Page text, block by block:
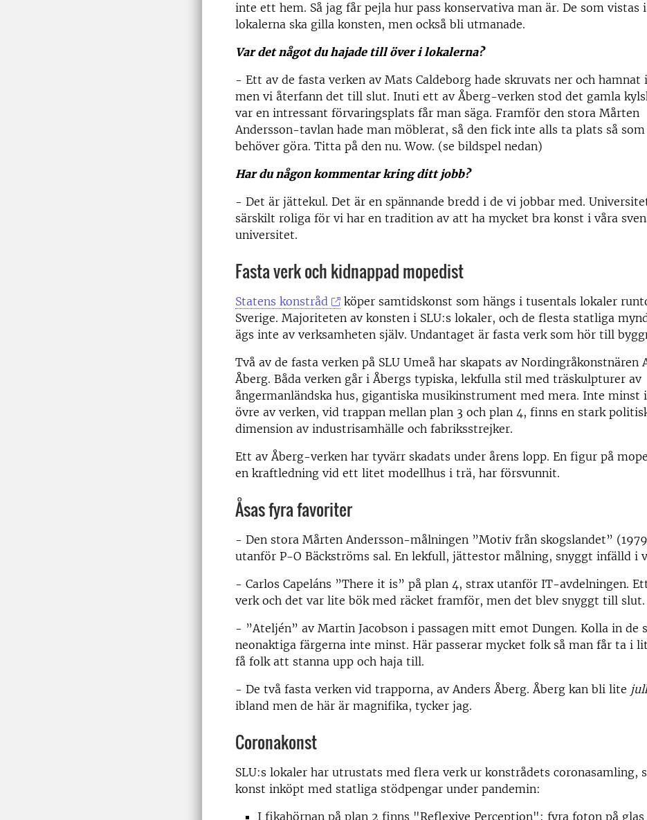
inte ett hem. Så jag får pejla hur pass konservativa man är. De som vistas i
lokalerna ska gilla konsten, men också bli utmanade.
Var det något du hajade till över i lokalerna?
- Ett av de fasta verken av Mats Caldeborg hade skruvats ner och hamnat
men vi återfann det till slut. Inuti ett av Åberg-verken stod det gamla
var en intressant förvaringsplats får man säga. Framför den stora Mårten
Andersson-tavlan hade man möblerat, så den fick inte alls ta plats så som
behöver göra. Titta på den nu. Wow. (se bildspel nedan)
Har du någon kommentar kring ditt jobb?
- Det är jättekul. Det är en spännande bredd i de vi jobbar med.
särskilt roliga för vi har en tradition av att ha mycket bra konst i våra
universitet.
Fasta verk och kidnappad mopedist
Statens konstråd
köper samtidskonst som hängs i tusentals lokaler
Sverige. Majoriteten av konsten i SLU:s lokaler, och de flesta statliga
ägs inte av verksamheten själv. Undantaget är fasta verk som hör till
Två av de fasta verken på SLU Umeå har skapats av Nordingråkonstnären
Åberg. Båda verken går i Åbergs typiska, lekfulla stil med träskulpturer av
ångermanländska hus, gigantiska musikinstrument med mera. Inte minst
övre av verken, vid trappan mellan plan 3 och plan 4, finns en stark
dimension av industrisamhälle och fabriksstrejker.
Ett av Åberg-verken har tyvärr skadats under årens lopp. En figur på
en kraftledning vid ett litet modellhus i trä, har försvunnit.
Åsas fyra favoriter
- Den stora Mårten Andersson-målningen ”Motiv från skogslandet”
utanför P-O Bäckströms sal. En lekfull, jättestor målning, snyggt infälld i
- Carlos Capeláns ”There it is” på plan 4, strax utanför IT-avdelningen.
verk och det var lite bök med räcket framför, men det blev snyggt till slut.
- ”Ateljén” av Martin Jacobson i passagen mitt emot Dungen. Kolla in de
neonaktiga färgerna inte minst. Här passerar mycket folk så man får ta i
få folk att stanna upp och haja till.
- De två fasta verken vid trapporna, av Anders Åberg. Åberg kan bli lite
ibland men de här är magnifika, tycker jag.
Coronakonst
SLU:s lokaler har utrustats med flera verk ur konstrådets coronasamling,
konst inköpt med statliga stödpengar under pandemin:
I fikahörnan på plan 2 finns "Reflexive Perception"; fyra foton på glas